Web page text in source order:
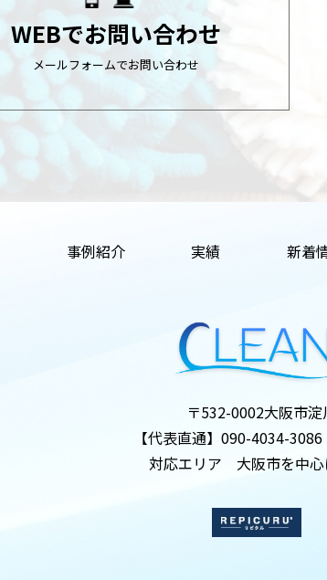
WEBでお問い合わせ
メールフォームでお問い合わせ
事例紹介 実績 新着
〒532-0002大阪市
【代表直通】 090-4034-3086
対応エリア 大阪市を中